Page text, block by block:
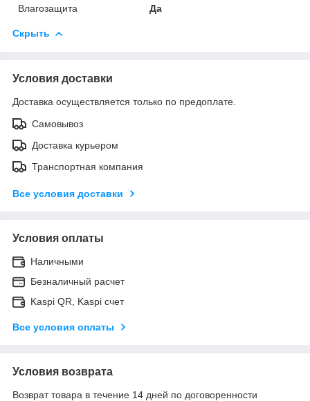
Влагозащита
Да
Скрыть
Условия доставки
Доставка осуществляется только по предоплате.
Самовывоз
Доставка курьером
Транспортная компания
Все условия доставки
Условия оплаты
Наличными
Безналичный расчет
Kaspi QR, Kaspi счет
Все условия оплаты
Условия возврата
Возврат товара в течение 14 дней по договоренности